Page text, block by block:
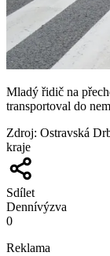
Mladý řidič na
transportoval do
Zdroj: Ostravská
kraje
Sdílet
Dennívýzva
0
Reklama